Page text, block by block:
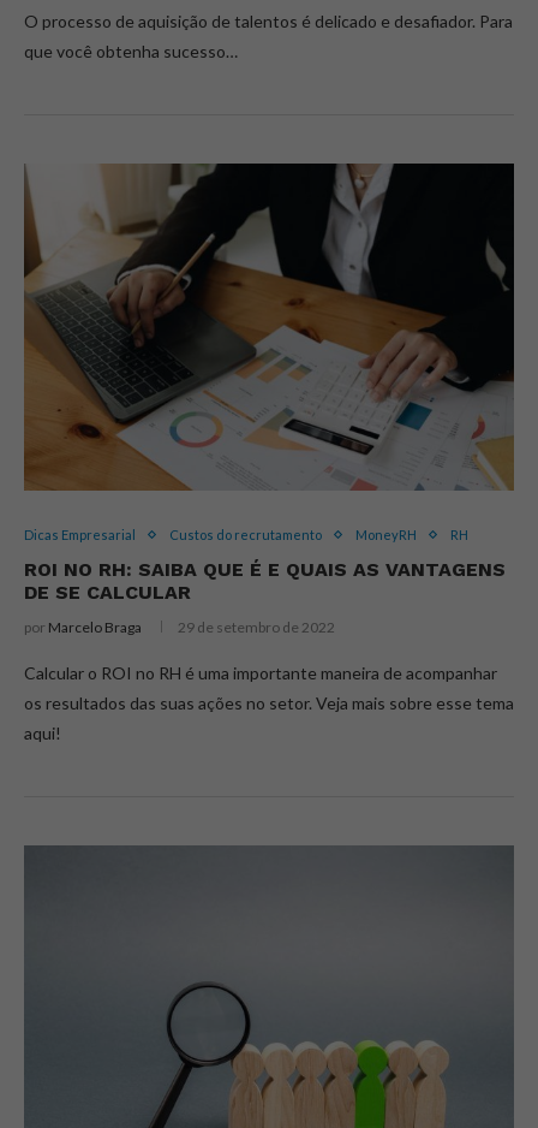
O processo de aquisição de talentos é delicado e desafiador. Para
que você obtenha sucesso…
Dicas Empresarial Custos do recrutamento MoneyRH RH
ROI NO RH: SAIBA QUE É E QUAIS AS VANTAGENS
DE SE CALCULAR
por Marcelo Braga 29 de setembro de 2022
Calcular o ROI no RH é uma importante maneira de acompanhar
os resultados das suas ações no setor. Veja mais sobre esse tema
aqui!